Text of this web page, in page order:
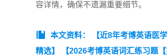
容详情，确保不遗漏重要细节。
本文资料： 【近8年考博英语医
精选】
【2026考博英语词汇练习题